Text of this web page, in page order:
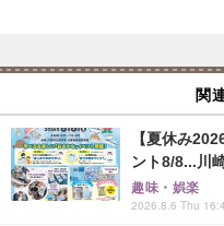
関
【夏休み
ント8/8...川
趣味・娯楽
2026.8.6 Thu